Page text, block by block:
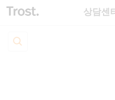
상담센